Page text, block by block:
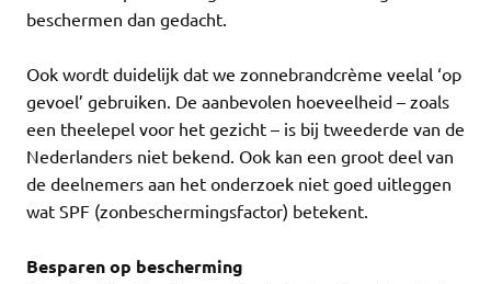
beschermen dan gedacht.
Ook wordt duidelijk dat we zonnebrandcrème veelal ‘op
gevoel’ gebruiken. De aanbevolen hoeveelheid – zoals
een theelepel voor het gezicht – is bij tweederde van de
Nederlanders niet bekend. Ook kan een groot deel van
de deelnemers aan het onderzoek niet goed uitleggen
wat SPF (zonbeschermingsfactor) betekent.
Besparen op bescherming